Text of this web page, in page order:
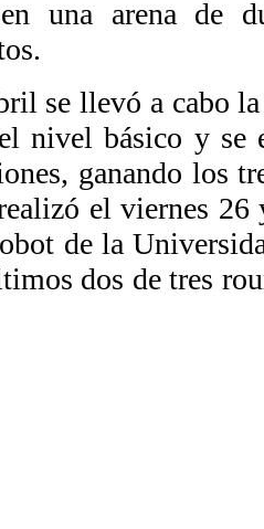
una arena de
se llevó a cabo
nivel básico y se
ganando los
el viernes
de la
dos de tres